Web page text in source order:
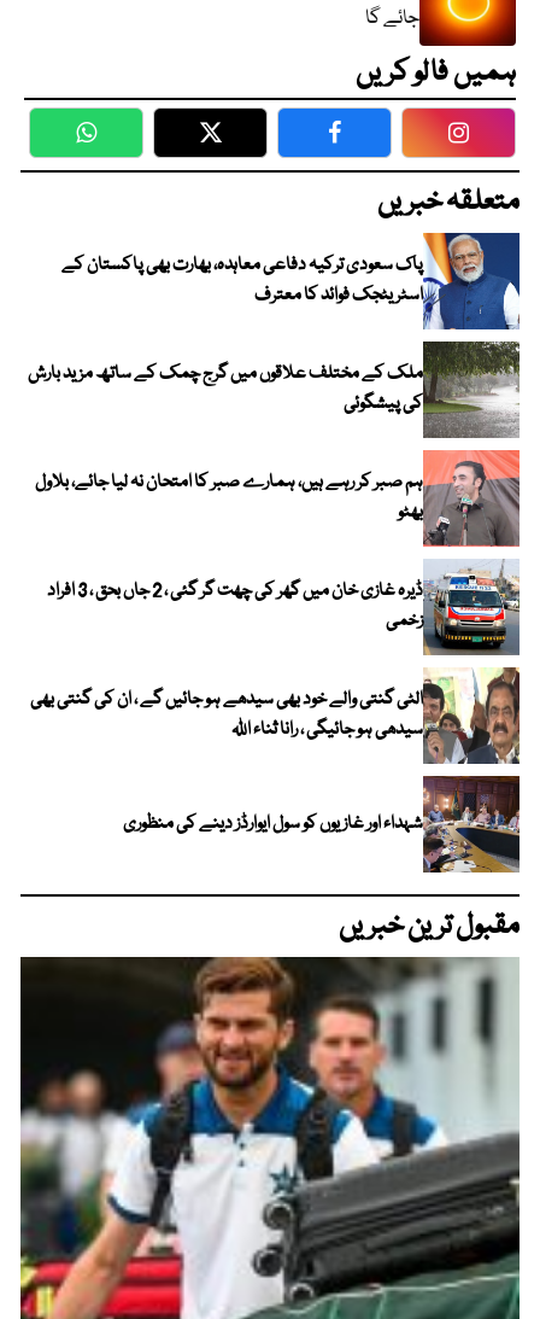
جائے گا
ہمیں فالو کریں
WhatsApp Twitter Facebook
متعلقہ خبریں
پاک سعودی ترکیہ دفاعی معاہدہ، بھارت بھی پاکستان کے
اسٹریٹجک فوائد کا معترف
ملک کے مختلف علاقوں میں گرج چمک کے ساتھ مزید بارش
کی پیشگوئی
ہم صبر کر رہے ہیں، ہمارے صبر کا امتحان نہ لیا جائے، بلاول
بھٹو
ڈیرہ غازی خان میں گھر کی چھت گر گئی ، 2 جاں بحق ، 3 افراد
زخمی
الٹی گنتی والے خود بھی سیدھے ہو جائیں گے ، ان کی گنتی بھی
سیدھی ہو جائیگی ، رانا ثناء اللہ
شہداء اور غازیوں کو سول ایوارڈز دینے کی منظوری
مقبول ترین خبریں